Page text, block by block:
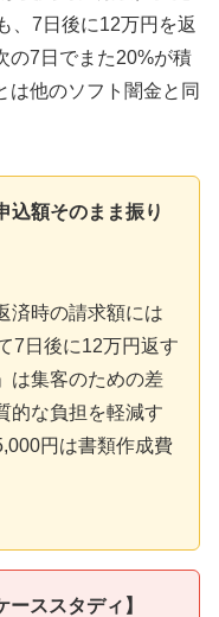
、7日後に12万円を返
の7日でまた20%が積
は他のソフト闇金と同
込額そのまま振り
済時の請求額には
7日後に12万円返す
は集客のための差
的な負担を軽減す
円は書類作成費
ススタディ】